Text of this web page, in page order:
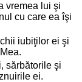
vremea lui şi
cu care ea îşi
iubiţilor ei şi
sărbătorile şi
ei.